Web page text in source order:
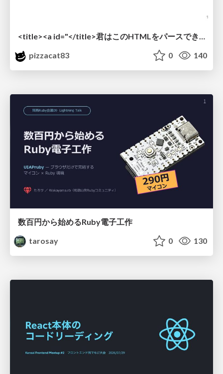
pizzacat83
0 140
数百円から始めるRuby電子工作
tarosay
0 130